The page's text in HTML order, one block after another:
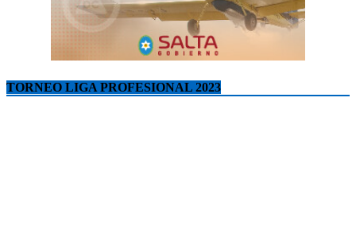
TORNEO LIGA PROFESIONAL 2023